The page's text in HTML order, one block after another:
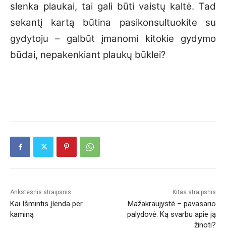
slenka plaukai, tai gali būti vaistų kaltė. Tad
sekantį kartą būtina pasikonsultuokite su
gydytoju – galbūt įmanomi kitokie gydymo
būdai, nepakenkiant plaukų būklei?
Ankstesnis straipsnis
Kai Išmintis įlenda per…
kaminą
Kitas straipsnis
Mažakraujystė – pavasario
palydovė. Ką svarbu apie ją
žinoti?